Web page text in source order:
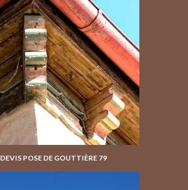
DEVIS POSE DE GOUTTIÈRE 79